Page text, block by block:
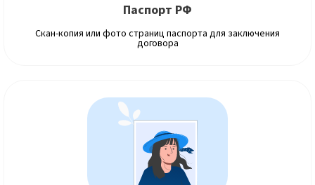
Паспорт РФ
Скан-копия или фото страниц паспорта для заключения
договора